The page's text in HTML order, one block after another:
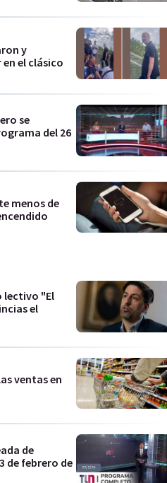
y
el clásico
se
del 26
menos de
lectivo "El
el
ventas en
de
de febrero de